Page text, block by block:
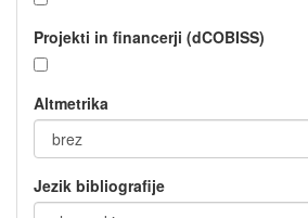
Projekti in financerji (dCOBISS)
Altmetrika
Jezik bibliografije